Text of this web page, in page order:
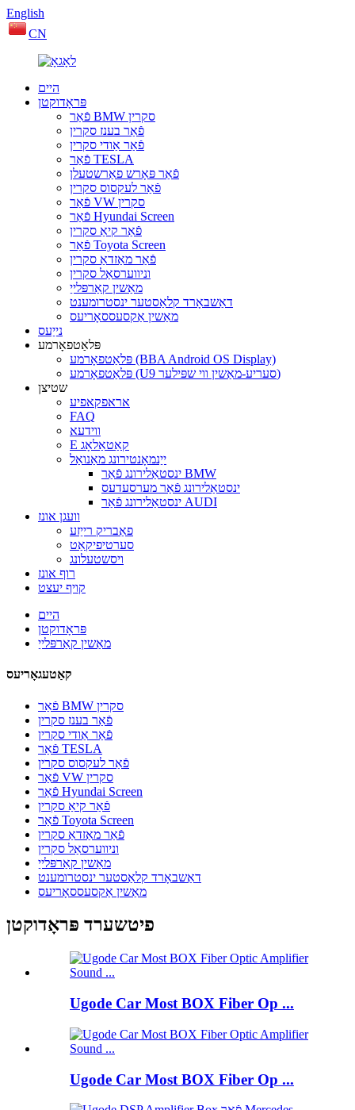
English
CN
היים
פּראָדוקטן
פֿאַר BMW סקרין
פֿאַר בענז סקרין
פֿאַר אַודי סקרין
פֿאַר TESLA
פֿאַר פּאָרש פאַרשטעלן
פֿאַר לעקסוס סקרין
פֿאַר VW סקרין
פֿאַר Hyundai Screen
פֿאַר קיאַ סקרין
פֿאַר Toyota Screen
פֿאַר מאַזדאַ סקרין
וניווערסאַל סקרין
מאַשין קאַרפּלייַ
דאַשבאָרד קלאַסטער ינסטרומענט
מאַשין אַקסעססאָריעס
נייַעס
פּלאַטפאָרמע
פּלאַטפאָרמע (BBA Android OS Display)
פּלאַטפאָרמע (U9 סעריע-מאַשין ווי שפּילער)
שטיצן
אראפקאפיע
FAQ
ווידעא
E קאַטאַלאָג
ייַנמאָנטירונג מאַנואַל
ינסטאַלירונג פֿאַר BMW
ינסטאַלירונג פֿאַר מערסעדעס
ינסטאַלירונג פֿאַר AUDI
וועגן אונז
פאַבריק רייַזע
סערטיפיקאַט
ויסשטעלונג
רוף אונז
קויף יעצט
היים
פּראָדוקטן
מאַשין קאַרפּלייַ
קאַטעגאָריעס
פֿאַר BMW סקרין
פֿאַר בענז סקרין
פֿאַר אַודי סקרין
פֿאַר TESLA
פֿאַר לעקסוס סקרין
פֿאַר VW סקרין
פֿאַר Hyundai Screen
פֿאַר קיאַ סקרין
פֿאַר Toyota Screen
פֿאַר מאַזדאַ סקרין
וניווערסאַל סקרין
מאַשין קאַרפּלייַ
דאַשבאָרד קלאַסטער ינסטרומענט
מאַשין אַקסעססאָריעס
פיטשערד פּראָדוקטן
Ugode Car Most BOX Fiber Op ...
Ugode Car Most BOX Fiber Op ...